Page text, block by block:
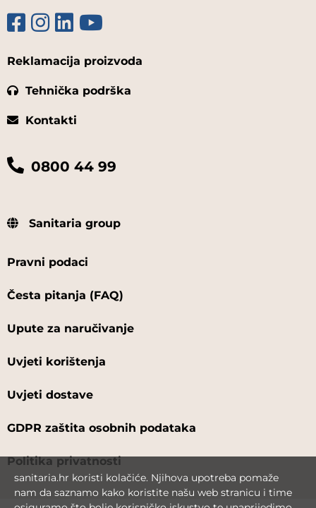
Reklamacija proizvoda
Tehnička podrška
Kontakti
0800 44 99
Sanitaria group
Pravni podaci
Česta pitanja (FAQ)
Upute za naručivanje
Uvjeti korištenja
Uvjeti dostave
GDPR zaštita osobnih podataka
Politika privatnosti
sanitaria.hr koristi kolačiće. Njihova upotreba pomaže
nam da saznamo kako koristite našu web stranicu i time